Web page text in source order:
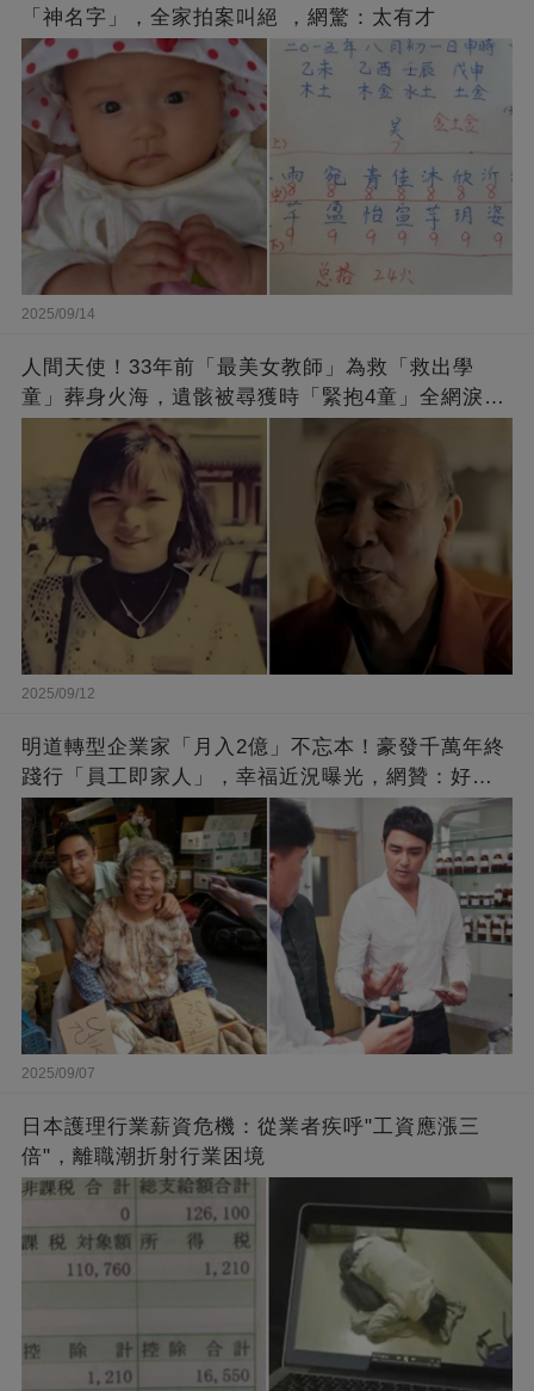
「神名字」，全家拍案叫絕 ，網驚：太有才
2025/09/14
人間天使！33年前「最美女教師」為救「救出學
童」葬身火海，遺骸被尋獲時「緊抱4童」全網淚
崩：真正的英雄不該被遺忘
2025/09/12
明道轉型企業家「月入2億」不忘本！豪發千萬年終
踐行「員工即家人」，幸福近況曝光，網贊：好老
闆的福報
2025/09/07
日本護理行業薪資危機：從業者疾呼"工資應漲三
倍"，離職潮折射行業困境